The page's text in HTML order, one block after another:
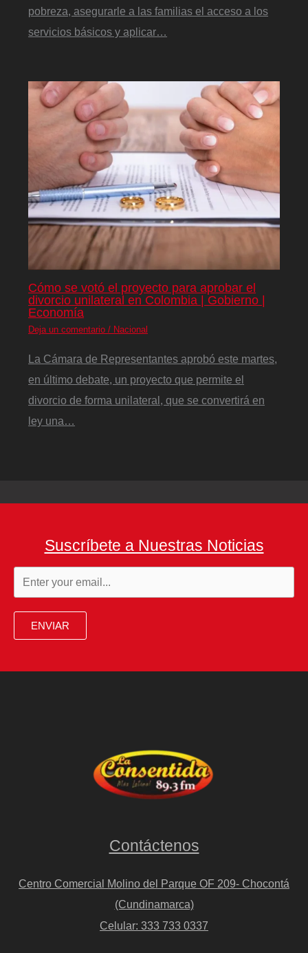
pobreza, asegurarle a las familias el acceso a los
servicios básicos y aplicar…
Cómo se votó el proyecto para aprobar el
divorcio unilateral en Colombia | Gobierno |
Economía
Deja un comentario / Nacional
La Cámara de Representantes aprobó este martes,
en último debate, un proyecto que permite el
divorcio de forma unilateral, que se convertirá en
ley una…
Suscríbete a Nuestras Noticias
ENVIAR
Contáctenos
Centro Comercial Molino del Parque OF 209- Chocontá
(Cundinamarca)
Celular: 333 733 0337